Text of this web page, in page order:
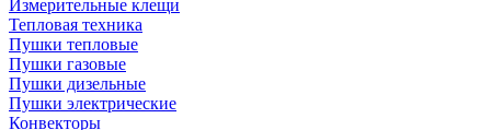
Измерительные клещи
Тепловая техника
Пушки тепловые
Пушки газовые
Пушки дизельные
Пушки электрические
Конвекторы